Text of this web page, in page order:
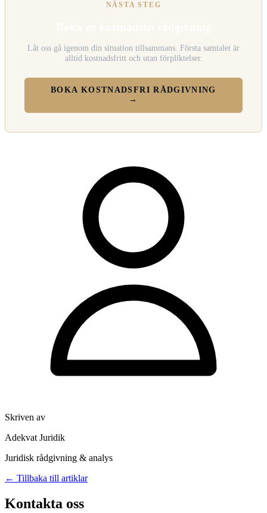
NÄSTA STEG
Låt oss gå igenom din situation tillsammans. Första samtalet är
alltid kostnadsfritt och utan förpliktelser.
BOKA KOSTNADSFRI RÅDGIVNING
→
Skriven av
Adekvat Juridik
Juridisk rådgivning & analys
← Tillbaka till artiklar
Kontakta oss